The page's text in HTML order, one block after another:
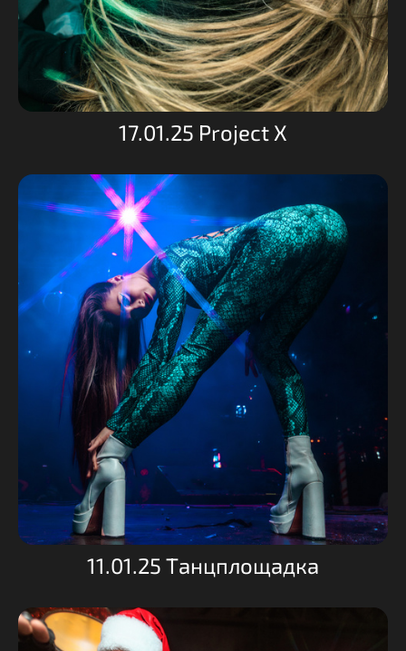
17.01.25 Project X
11.01.25 Танцплощадка